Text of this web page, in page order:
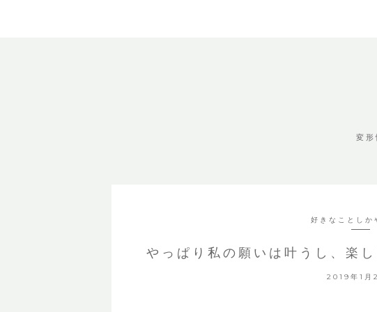
変
好きなことしか
やっぱり私の願いは叶うし、楽
2019年1月